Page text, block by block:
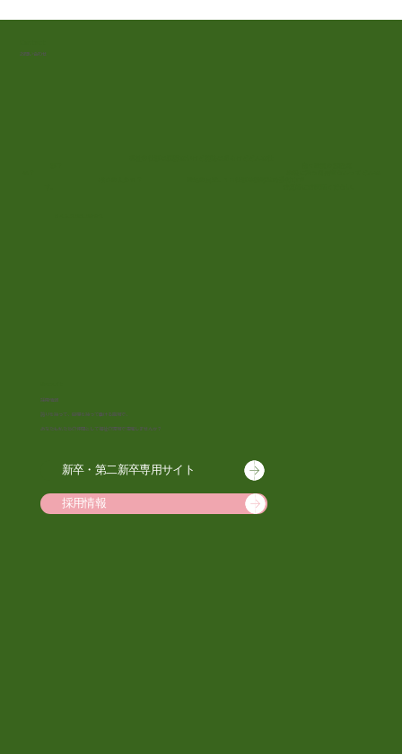
お問い合わせ
採用情報
誇りを持って、目標を持って働ける職場で、
あなたも私たちの仲間として福祉の現場で活躍しませんか？
新卒・第二新卒専用サイト
採用情報